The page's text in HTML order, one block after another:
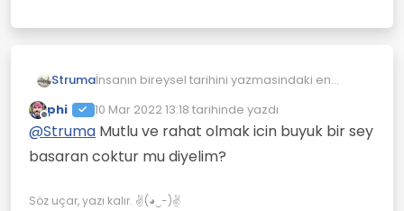
Strumaİnsanın bireysel tarihini yazmasindaki en
Bir nevi dar dünyada yapay huzur yarattığını
zannetmektir.
Aklıma 3 Haziran 2017 tarihinde yekpare granit
bir kaya olan ve Türkçemize 'şef' olarak
kayayı, free solo ( ekipmansız) tırmanarak
Ama mutlu ve rahat olarak dünyada iyi bir şey
Çevrimdışı
phi 10 Mar 2022 13:18 tarihinde yazdı
Son düzenleyen:
@Struma Mutlu ve rahat olmak icin buyuk bir sey
basaran coktur mu diyelim?
Söz uçar, yazı kalır. ✌(◕‿-)✌